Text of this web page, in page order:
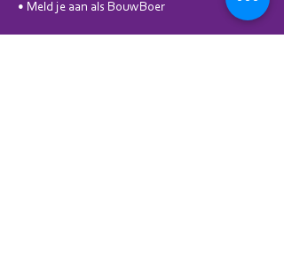
• Meld je aan als BouwBoer